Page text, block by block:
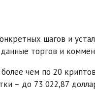
шагов и
торгов и
чем по 20
– до 73 022,87